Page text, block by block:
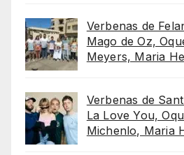
Verbenas de
Mago de Oz,
Meyers, Maria
Verbenas de
La Love You,
Michenlo, Maria